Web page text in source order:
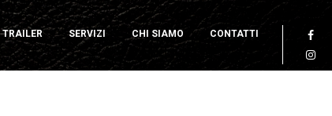
TRAILER SERVIZI CHI SIAMO CONTATTI